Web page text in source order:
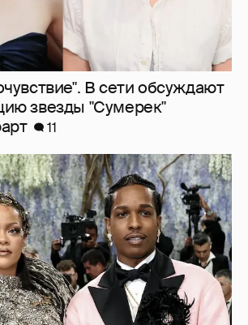
что Рианна
новым альбомом
3